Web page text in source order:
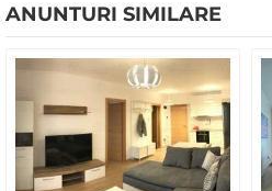
ANUNTURI SIMILARE